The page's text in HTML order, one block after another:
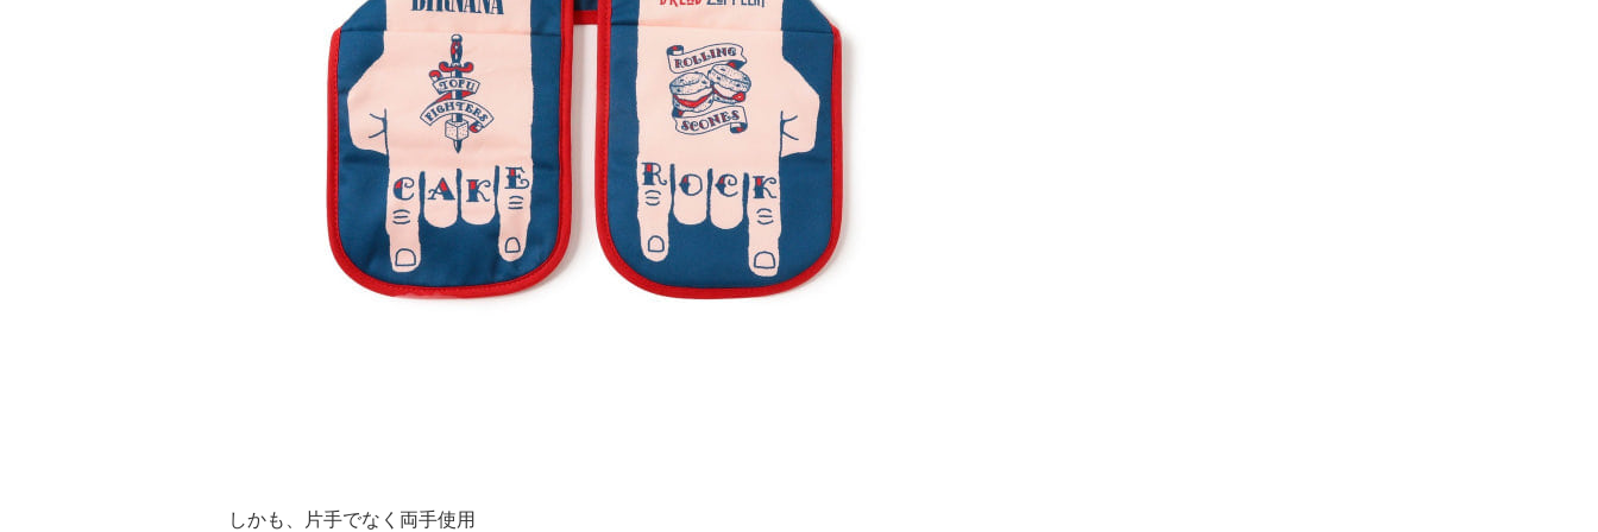
しかも、片手でなく両手使用